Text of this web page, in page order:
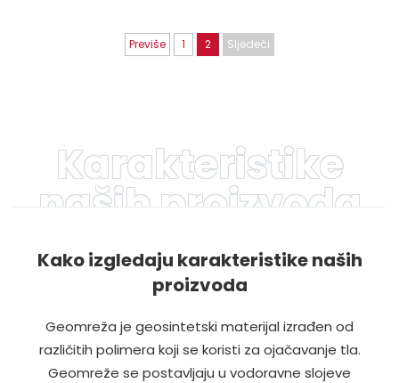
Previše 1 2 Sljedeći
Karakteristike
naših proizvoda
Kako izgledaju karakteristike naših
proizvoda
Geomreža je geosintetski materijal izrađen od
različitih polimera koji se koristi za ojačavanje tla.
Geomreže se postavljaju u vodoravne slojeve